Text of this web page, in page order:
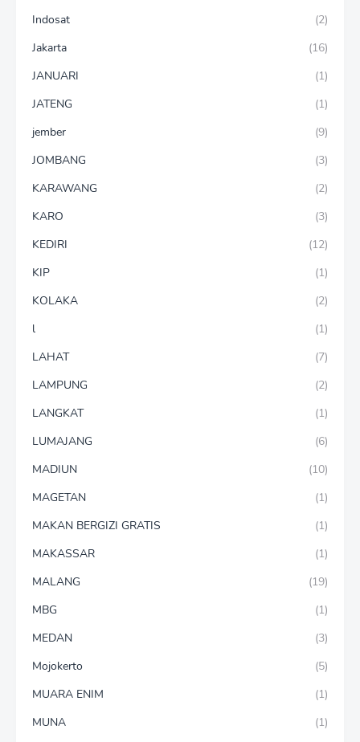
Indosat
(2)
Jakarta
(16)
JANUARI
(1)
JATENG
(1)
jember
(9)
JOMBANG
(3)
KARAWANG
(2)
KARO
(3)
KEDIRI
(12)
KIP
(1)
KOLAKA
(2)
l
(1)
LAHAT
(7)
LAMPUNG
(2)
LANGKAT
(1)
LUMAJANG
(6)
MADIUN
(10)
MAGETAN
(1)
MAKAN BERGIZI GRATIS
(1)
MAKASSAR
(1)
MALANG
(19)
MBG
(1)
MEDAN
(3)
Mojokerto
(5)
MUARA ENIM
(1)
MUNA
(1)